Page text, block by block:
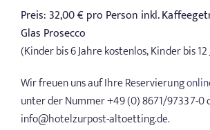
Preis: 32,00 € pro Person inkl.
Glas Prosecco
(Kinder bis 6 Jahre kostenlos, Kinder bis
Wir freuen uns auf Ihre Reservierung
unter der Nummer +49 (0) 8671/97337-0
info@hotelzurpost-altoetting.de.